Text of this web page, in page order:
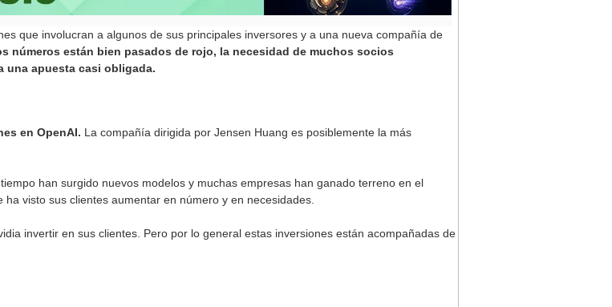
que involucran a algunos de sus principales inversores y a una nueva compañía de
números están bien pasados de rojo, la necesidad de muchos socios
una apuesta casi obligada.
en OpenAI. La compañía dirigida por Jensen Huang es posiblemente la más
han surgido nuevos modelos y muchas empresas han ganado terreno en el
visto sus clientes aumentar en número y en necesidades.
invertir en sus clientes. Pero por lo general estas inversiones están acompañadas de